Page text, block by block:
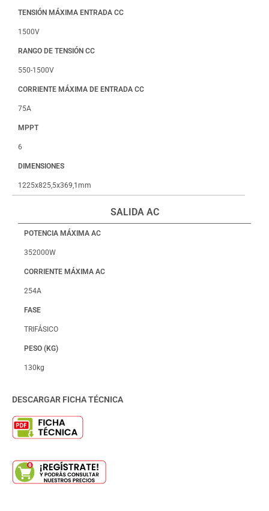
TENSIÓN MÁXIMA ENTRADA CC
1500V
RANGO DE TENSIÓN CC
550-1500V
CORRIENTE MÁXIMA DE ENTRADA CC
75A
MPPT
6
DIMENSIONES
1225x825,5x369,1mm
SALIDA AC
POTENCIA MÁXIMA AC
352000W
CORRIENTE MÁXIMA AC
254A
FASE
TRIFÁSICO
PESO (KG)
130kg
DESCARGAR FICHA TÉCNICA